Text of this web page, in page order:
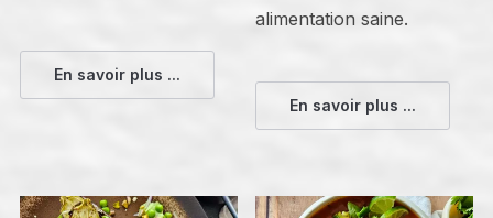
En savoir plus ...
alimentation saine.
En savoir plus ...